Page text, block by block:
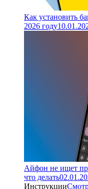
Как установить
2026 году
Айфон не ищет
что делать
Инструкции